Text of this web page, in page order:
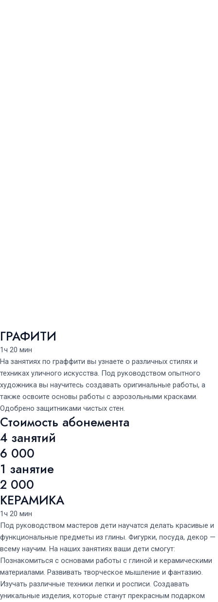
ГРАФИТИ
1ч 20 мин
На занятиях по граффити вы узнаете о различных стилях и
техниках уличного искусства. Под руководством опытного
художника вы научитесь создавать оригинальные работы, а
также освоите основы работы с аэрозольными красками.
Одобрено защитниками чистых стен.
Стоимость абонемента
4 занятий
6 000
1 занятие
2 000
КЕРАМИКА
1ч 20 мин
Под руководством мастеров дети научатся делать красивые и
функциональные предметы из глины. Фигурки, посуда, декор —
всему научим. На наших занятиях ваши дети смогут:
Познакомиться с основами работы с глиной и керамическими
материалами. Развивать творческое мышление и фантазию.
Изучать различные техники лепки и росписи. Создавать
уникальные изделия, которые станут прекрасным подарком